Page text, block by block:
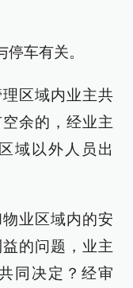
车有关。
区域内业主共
余的，经业主
域以外人员出
业区域内的安
的问题，业主
同决定？经审